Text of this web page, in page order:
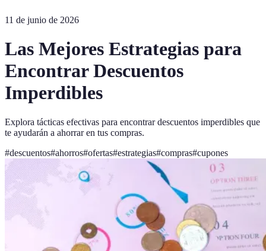
11 de junio de 2026
Las Mejores Estrategias para
Encontrar Descuentos
Imperdibles
Explora tácticas efectivas para encontrar descuentos imperdibles que
te ayudarán a ahorrar en tus compras.
#descuentos#ahorros#ofertas#estrategias#compras#cupones